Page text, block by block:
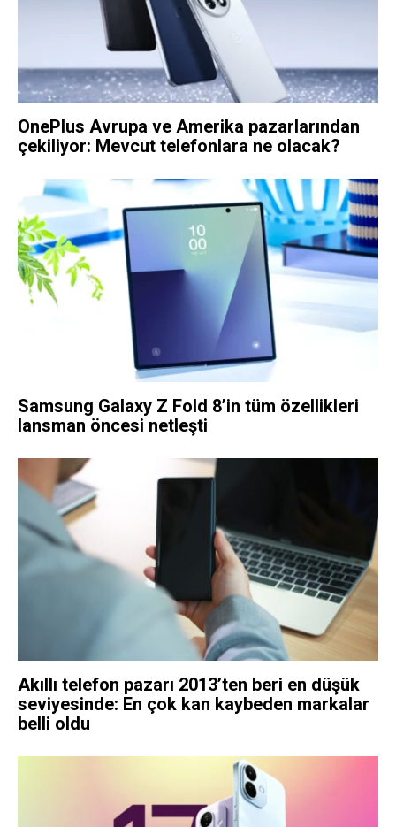
OnePlus Avrupa ve Amerika pazarlarından
çekiliyor: Mevcut telefonlara ne olacak?
Samsung Galaxy Z Fold 8’in tüm özellikleri
lansman öncesi netleşti
Akıllı telefon pazarı 2013’ten beri en düşük
seviyesinde: En çok kan kaybeden markalar
belli oldu